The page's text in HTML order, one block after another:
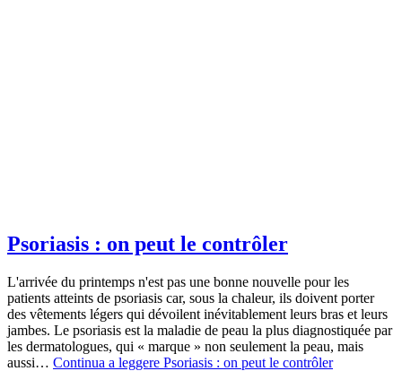
Psoriasis : on peut le contrôler
L'arrivée du printemps n'est pas une bonne nouvelle pour les
patients atteints de psoriasis car, sous la chaleur, ils doivent porter
des vêtements légers qui dévoilent inévitablement leurs bras et leurs
jambes. Le psoriasis est la maladie de peau la plus diagnostiquée par
les dermatologues, qui « marque » non seulement la peau, mais
aussi… Continua a leggere Psoriasis : on peut le contrôler